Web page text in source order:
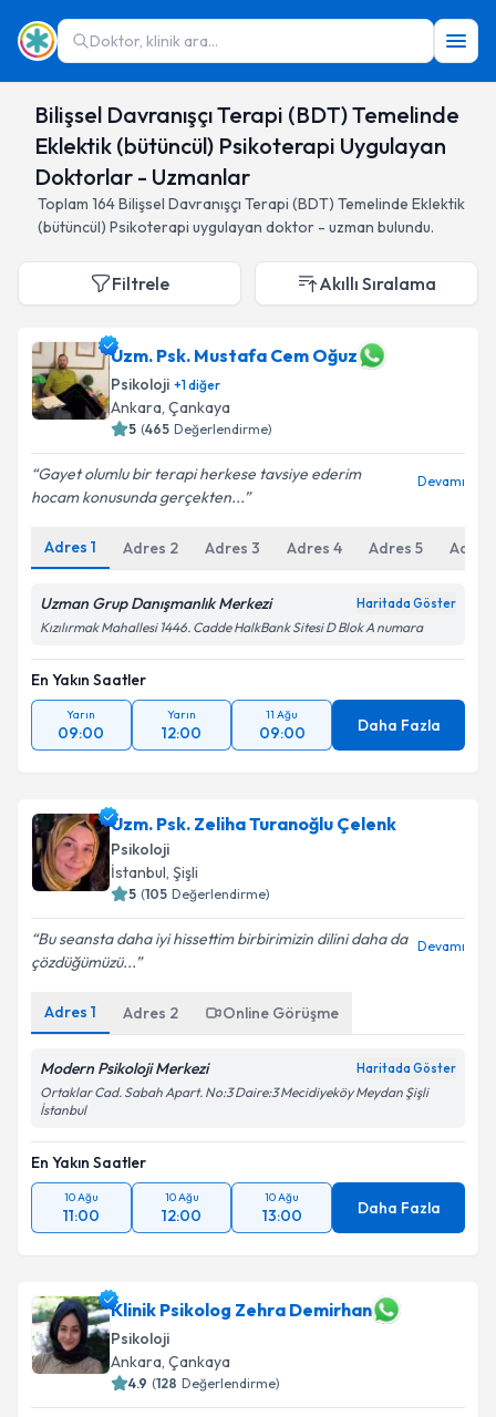
Doktor, klinik ara...
Bilişsel Davranışçı Terapi (BDT) Temelinde
Eklektik (bütüncül) Psikoterapi Uygulayan
Doktorlar - Uzmanlar
Toplam 164Bilişsel Davranışçı Terapi (BDT) Temelinde Eklektik
(bütüncül) Psikoterapi uygulayan doktor - uzman bulundu.
Filtrele Akıllı Sıralama
Uzm. Psk. Mustafa Cem Oğuz
Psikoloji +1diğer
Ankara, Çankaya
5 (465 Değerlendirme)
Gayet olumlu bir terapi herkese tavsiye ederim
hocam konusunda gerçekten...
Devamı
Adres 1 Adres 2 Adres 3 Adres 4 Adres 5 Adres
Uzman Grup Danışmanlık Merkezi Haritada Göster
Kızılırmak Mahallesi 1446. Cadde HalkBank Sitesi D Blok A numara
En Yakın Saatler
Yarın
09:00
Yarın
12:00
11 Ağu
09:00 Daha Fazla
Uzm. Psk. Zeliha Turanoğlu Çelenk
Psikoloji
İstanbul, Şişli
5 (105 Değerlendirme)
Bu seansta daha iyi hissettim birbirimizin dilini daha da
çözdüğümüzü...
Devamı
Adres 1 Adres 2 Online Görüşme
Modern Psikoloji Merkezi Haritada Göster
Ortaklar Cad. Sabah Apart. No:3 Daire:3 Mecidiyeköy Meydan Şişli
İstanbul
En Yakın Saatler
10 Ağu
11:00
10 Ağu
12:00
10 Ağu
13:00 Daha Fazla
Klinik Psikolog Zehra Demirhan
Psikoloji
Ankara, Çankaya
4.9 (128 Değerlendirme)